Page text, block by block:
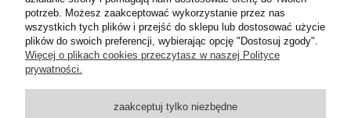
Płatności i dostawa
Informacje
potrzeb. Możesz zaakceptować wykorzystanie przez nas
wszystkich tych plików i przejść do sklepu lub dostosować użycie
plików do swoich preferencji, wybierając opcję "Dostosuj zgody".
Więcej o plikach cookies przeczytasz w naszej Polityce
prywatności.
zaakceptuj tylko niezbędne